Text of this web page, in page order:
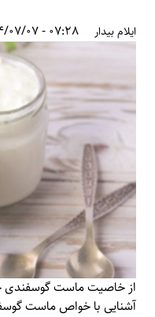
ایلام بیدار 07:28 - 1404/07/07
از خاصیت ماست گوسفندی
آشنایی با خواص ماست